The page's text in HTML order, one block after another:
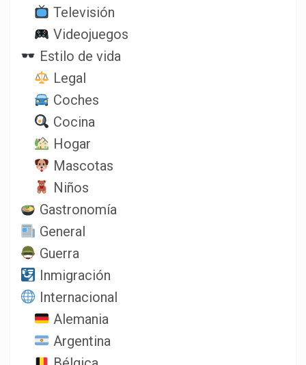
Televisión
Videojuegos
Estilo de vida
Legal
Coches
Cocina
Hogar
Mascotas
Niños
Gastronomía
General
Guerra
Inmigración
Internacional
Alemania
Argentina